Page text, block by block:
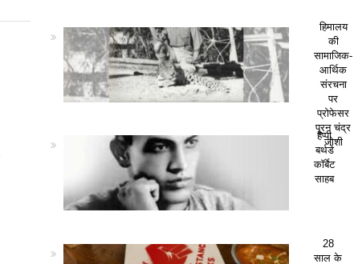
हिमालय
की
सामाजिक-
आर्थिक
संरचना
पर
प्रोफेसर
पूरन चंद्र
जोशी
हैप्पी
बर्थडे
कॉर्बेट
साहब
28
साल के